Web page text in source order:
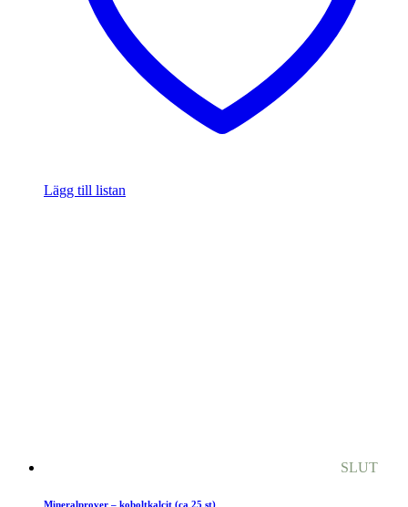
Lägg till listan
SLUT
Mineralprover – koboltkalcit (ca 25 st)